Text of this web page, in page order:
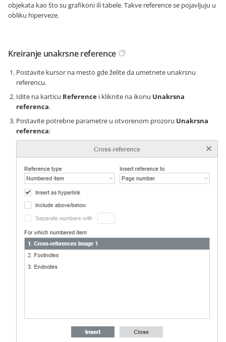
objekata kao što su grafikoni ili tabele. Takve reference se pojavljuju u
obliku hiperveze.
Kreiranje unakrsne reference
Postavite kursor na mesto gde želite da umetnete unakrsnu
referencu.
Idite na karticu Reference i kliknite na ikonu Unakrsna
referenca.
Postavite potrebne parametre u otvorenom prozoru Unakrsna
referenca: